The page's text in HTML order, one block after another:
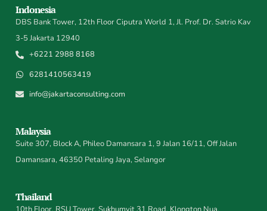
Indonesia
DBS Bank Tower, 12th Floor Ciputra World 1, Jl. Prof. Dr. Satrio Kav
3-5 Jakarta 12940
+6221 2988 8168
6281410563419
info@jakartaconsulting.com
Malaysia
Suite 307, Block A, Phileo Damansara 1, 9 Jalan 16/11, Off Jalan
Damansara, 46350 Petaling Jaya, Selangor
Thailand